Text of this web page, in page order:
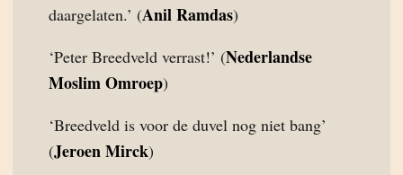
daargelaten.’ (Anil Ramdas)
‘Peter Breedveld verrast!’ (Nederlandse
Moslim Omroep)
‘Breedveld is voor de duvel nog niet bang’
(Jeroen Mirck)